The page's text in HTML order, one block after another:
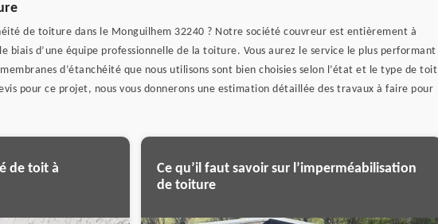
de toiture dans le Monguilhem 32240 ? Notre société couvreur est entièrement à
biais d’une équipe professionnelle de la toiture. Vous aurez le service le plus performant
d’étanchéité que nous utilisons sont bien choisies selon l’état et le type de toit
pour ce projet, nous vous donnerons une estimation détaillée des travaux à faire pour
de toit à
Ce qu’il faut savoir sur l’imperméabilisation
de toiture